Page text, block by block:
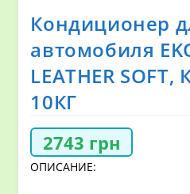
Кондиционер
автомобиля
LEATHER SOFT,
10КГ
2743 грн
ОПИСАНИЕ: